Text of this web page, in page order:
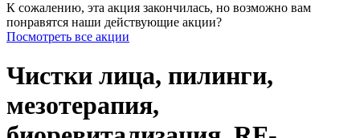
К сожалению, эта акция закончилась, но возможно вам
понравятся наши действующие акции?
Посмотреть все акции
Чистки лица, пилинги,
мезотерапия,